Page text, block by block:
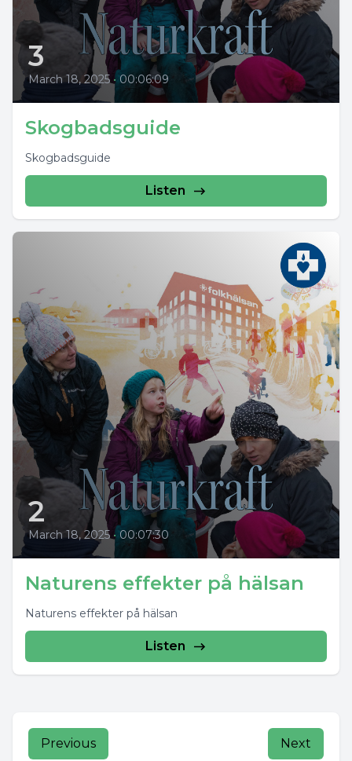
3
March 18, 2025 • 00:06:09
Skogbadsguide
Skogbadsguide
Listen
2
March 18, 2025 • 00:07:30
Naturens effekter på hälsan
Naturens effekter på hälsan
Listen
Previous Next